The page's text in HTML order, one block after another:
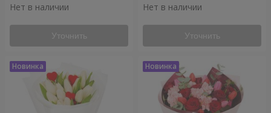
Нет в наличии
Уточнить
Нет в наличии
Уточнить